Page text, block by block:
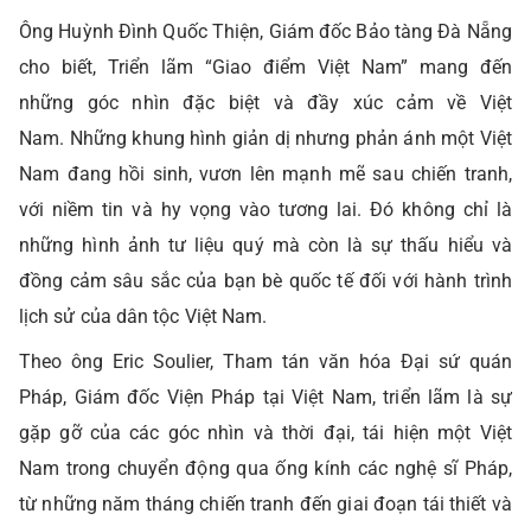
Ông Huỳnh Đình Quốc Thiện, Giám đốc Bảo tàng Đà Nẵng
cho biết, Triển lãm “Giao điểm Việt Nam” mang đến
những góc nhìn đặc biệt và đầy xúc cảm về Việt
Nam. Những khung hình giản dị nhưng phản ánh một Việt
Nam đang hồi sinh, vươn lên mạnh mẽ sau chiến tranh,
với niềm tin và hy vọng vào tương lai. Đó không chỉ là
những hình ảnh tư liệu quý mà còn là sự thấu hiểu và
đồng cảm sâu sắc của bạn bè quốc tế đối với hành trình
lịch sử của dân tộc Việt Nam.
Theo ông Eric Soulier, Tham tán văn hóa Đại sứ quán
Pháp, Giám đốc Viện Pháp tại Việt Nam, triển lãm là sự
gặp gỡ của các góc nhìn và thời đại, tái hiện một Việt
Nam trong chuyển động qua ống kính các nghệ sĩ Pháp,
từ những năm tháng chiến tranh đến giai đoạn tái thiết và